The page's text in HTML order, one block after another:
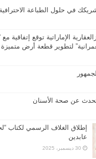
في حلول الطباعة الاحترافية
الإماراتية توقع
لتطوير قطعة أرض
عن صحة الأسنان
إطلاق الغلاف الرسمي لكتاب
عابدين
30 ديسمبر، 2025